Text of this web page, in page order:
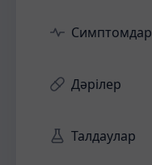
Симптомдар
Дәрілер
Талдаулар